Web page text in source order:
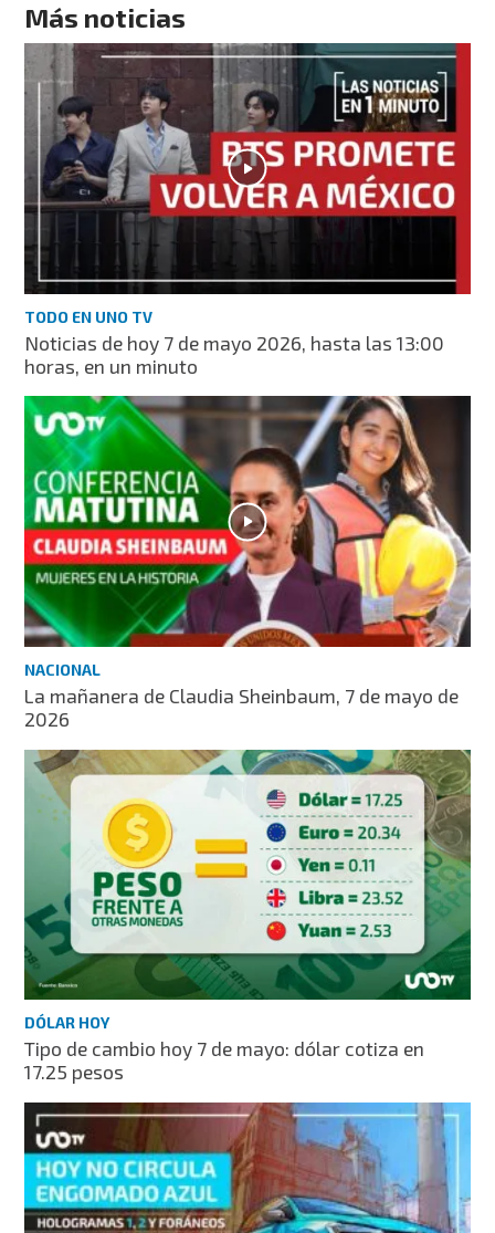
Más noticias
TODO EN UNO TV
Noticias de hoy 7 de mayo 2026, hasta las 13:00
horas, en un minuto
NACIONAL
La mañanera de Claudia Sheinbaum, 7 de mayo de
2026
DÓLAR HOY
Tipo de cambio hoy 7 de mayo: dólar cotiza en
17.25 pesos